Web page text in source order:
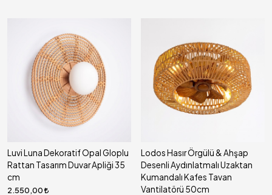
Luvi Luna Dekoratif Opal Gloplu
Rattan Tasarım Duvar Apliği 35
cm
2.550,00
Lodos Hasır Örgülü & Ahşap
Desenli Aydınlatmalı Uzaktan
Kumandalı Kafes Tavan
Vantilatörü 50cm